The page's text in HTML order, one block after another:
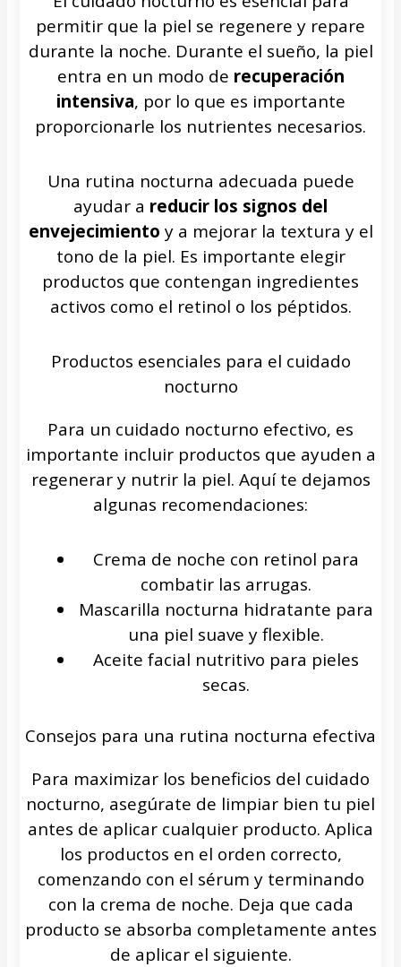
permitir que la piel se regenere y repare
durante la noche. Durante el sueño, la piel
entra en un modo de recuperación
intensiva, por lo que es importante
proporcionarle los nutrientes necesarios.
Una rutina nocturna adecuada puede
ayudar a reducir los signos del
envejecimiento y a mejorar la textura y el
tono de la piel. Es importante elegir
productos que contengan ingredientes
activos como el retinol o los péptidos.
Productos esenciales para el cuidado
nocturno
Para un cuidado nocturno efectivo, es
importante incluir productos que ayuden a
regenerar y nutrir la piel. Aquí te dejamos
algunas recomendaciones:
Crema de noche con retinol para
combatir las arrugas.
Mascarilla nocturna hidratante para
una piel suave y flexible.
Aceite facial nutritivo para pieles
secas.
Consejos para una rutina nocturna efectiva
Para maximizar los beneficios del cuidado
nocturno, asegúrate de limpiar bien tu piel
antes de aplicar cualquier producto. Aplica
los productos en el orden correcto,
comenzando con el sérum y terminando
con la crema de noche. Deja que cada
producto se absorba completamente antes
de aplicar el siguiente.